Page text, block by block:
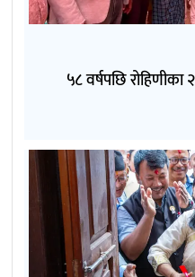
५८ वर्षपछि रोहिणीका